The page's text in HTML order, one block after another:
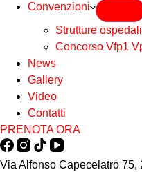
Convenzioni
Strutture
Concorso Vfp1
News
Gallery
Video
Contatti
PRENOTA ORA
Via Alfonso Capecelatro 75,